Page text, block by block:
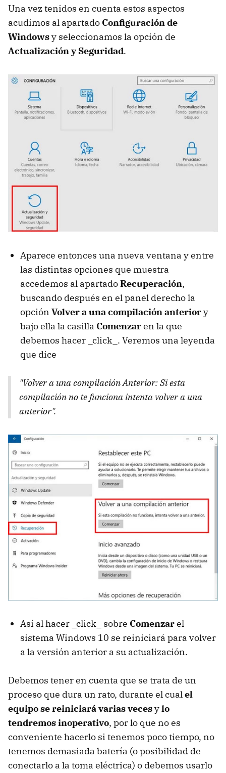
Una vez tenidos en cuenta estos aspectos
acudimos al apartado Configuración de
Windowsy seleccionamos la opción de
Actualización y Seguridad.
Aparece entonces una nueva ventana y entre
las distintas opciones que muestra
accedemos al apartadoRecuperación,
buscando después en el panel derecho la
opción Volver a una compilación anteriory
bajo ella la casilla Comenzaren la que
debemos hacer _click_. Veremos una leyenda
que dice
"Volver a una compilación Anterior: Si esta
compilación no te funciona intenta volver a una
anterior".
Así al hacer _click_ sobre Comenzarel
sistema Windows 10 se reiniciará para volver
a la versión anterior a su actualización.
Debemos tener en cuenta que se trata de un
proceso que dura un rato, durante el cualel
equipo se reiniciará varias vecesylo
tendremos inoperativo, por lo que no es
conveniente hacerlo si tenemos poco tiempo, no
tenemos demasiada batería (o posibilidad de
conectarlo a la toma eléctrica) o debemos usarlo